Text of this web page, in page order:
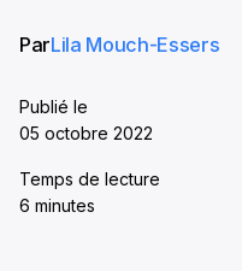
ParLila Mouch-Essers
Publié le
05 octobre 2022
Temps de lecture
6 minutes